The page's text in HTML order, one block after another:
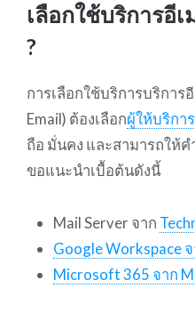
เลือกใช้บริการอี
?
การเลือกใช้บริการบริการ
Email) ต้องเลือกผู้ให้บริกา
ถือ มั่นคง และสามารถให้ค
ขอแนะนำเบื้อต้นดังนี้
Mail Server จาก
Google Workspace
Microsoft 365 จาก